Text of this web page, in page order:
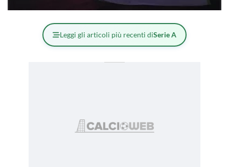
Leggi gli articoli più recenti diSerie A